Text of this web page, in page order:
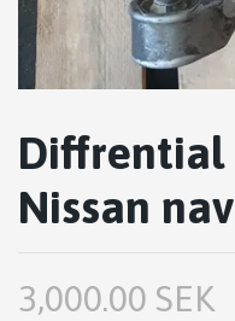
Diffrential
Nissan
3,000.00 SEK